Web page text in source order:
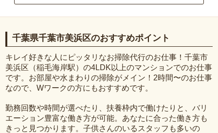
千葉県千葉市美浜区のおすすめポイント
キレイ好きな人にピッタリなお掃除代行のお仕事！千葉市
美浜区（稲毛海岸駅）の4LDK以上のマンションでのお仕事
です。お部屋や水まわりの掃除がメイン！2時間〜のお仕事
なので、Wワークの方にもおすすめです。
勤務回数や時間が選べたり、扶養枠内で働けたりと、バリ
エーション豊富な働き方が可能。あなたに合った働き方も
きっと見つかります。子供さんのいるスタッフも多いの